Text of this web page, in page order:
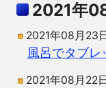
2021年
2021年08月23日
風呂でタブレ
2021年08月22日